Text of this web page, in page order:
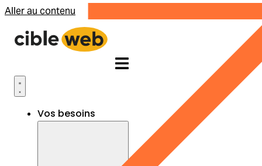
Aller au contenu
Vos besoins